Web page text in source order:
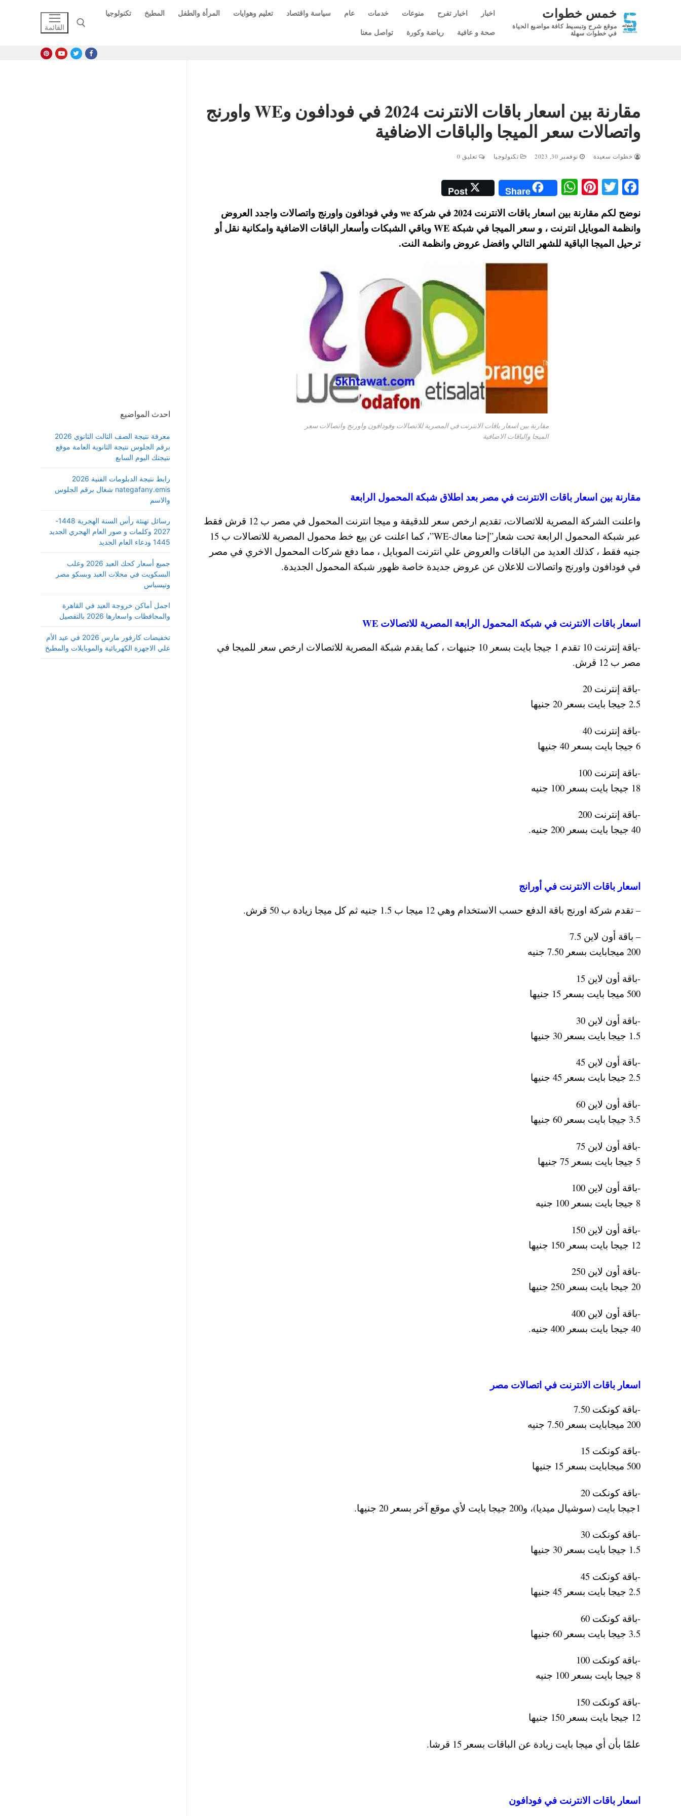
خمس خطوات
موقع شرح وتبسيط كافة مواضيع الحياة
في خطوات سهلة
اخبار اخبار تفرح منوعات خدمات عام سياسة واقتصاد تعليم وهوايات المرأة والطفل المطبخ
تكنولوجيا
صحة و عافية
رياضة وكورة تواصل معنا القائمة
مقارنة بين اسعار باقات الانترنت 2024 في فودافون وWE واورنج
واتصالات سعر الميجا والباقات الاضافية
خطوات سعيدة نوفمبر 30, 2023 تكنولوجيا تعليق 0
Fa
ce
bo
ok
T
wi
tte
r
Pi
er
es
t
W
ha
ts
A
pp
Share
Post
نوضح لكم مقارنة بين اسعار باقات الانترنت 2024 في شركة we وفي فودافون واورنج واتصالات واجدد العروض
وانظمة الموبايل انترنت ، و سعر الميجا في شبكة WE وباقي الشبكات وأسعار الباقات الاضافية وامكانية نقل أو
ترحيل الميجا الباقية للشهر التالي وافضل عروض وانظمة النت.
مقارنة بين اسعار باقات الانترنت في المصرية للاتصالات وفودافون واورنج واتصالات سعر
الميجا والباقات الاضافية
مقارنة بين اسعار باقات الانترنت في مصر بعد اطلاق شبكة المحمول الرابعة
واعلنت الشركة المصرية للاتصالات، تقديم ارخص سعر للدقيقة و ميجا انترنت المحمول في مصر ب 12 قرش فقط
عبر شبكة المحمول الرابعة تحت شعار”إحنا معاك-WE”، كما اعلنت عن بيع خط محمول المصرية للاتصالات ب 15
جنيه فقط ، كذلك العديد من الباقات والعروض علي انترنت الموبايل ، مما دفع شركات المحمول الاخري في مصر
في فودافون واورنج واتصالات للاعلان عن عروض جديدة خاصة ظهور شبكة المحمول الجديدة.
اسعار باقات الانترنت في شبكة المحمول الرابعة المصرية للاتصالات WE
-باقة إنترنت 10 تقدم 1 جيجا بايت بسعر 10 جنيهات ، كما يقدم شبكة المصرية للاتصالات ارخص سعر للميجا في
مصر ب 12 قرش.
-باقة إنترنت 20
2.5 جيجا بايت بسعر 20 جنيها
-باقة إنترنت 40
6 جيجا بايت بسعر 40 جنيها
-باقة إنترنت 100
18 جيجا بايت بسعر 100 جنيه
-باقة إنترنت 200
40 جيجا بايت بسعر 200 جنيه.
اسعار باقات الانترنت في أورانج
– تقدم شركة اورنج باقة الدفع حسب الاستخدام وهي 12 ميجا ب 1.5 جنيه ثم كل ميجا زيادة ب 50 قرش.
– باقة أون لاين 7.5
200 ميجابايت بسعر 7.50 جنيه
-باقة أون لاين 15
500 ميجا بايت بسعر 15 جنيها
-باقة أون لاين 30
1.5 جيجا بايت بسعر 30 جنيها
-باقة أون لاين 45
2.5 جيجا بايت بسعر 45 جنيها
-باقة أون لاين 60
3.5 جيجا بايت بسعر 60 جنيها
-باقة أون لاين 75
5 جيجا بايت بسعر 75 جنيها
-باقة أون لاين 100
8 جيجا بايت بسعر 100 جنيه
-باقة أون لاين 150
12 جيجا بايت بسعر 150 جنيها
-باقة أون لاين 250
20 جيجا بايت بسعر 250 جنيها
-باقة أون لاين 400
40 جيجا بايت بسعر 400 جنيه.
اسعار باقات الانترنت في اتصالات مصر
-باقة كونكت 7.50
200 ميجابايت بسعر 7.50 جنيه
-باقة كونكت 15
500 ميجابايت بسعر 15 جنيها
-باقة كونكت 20
1جيجا بايت (سوشيال ميديا)، و200 جيجا بايت لأي موقع آخر بسعر 20 جنيها.
-باقة كونكت 30
1.5 جيجا بايت بسعر 30 جنيها
-باقة كونكت 45
2.5 جيجا بايت بسعر 45 جنيها
-باقة كونكت 60
3.5 جيجا بايت بسعر 60 جنيها
-باقة كونكت 100
8 جيجا بايت بسعر 100 جنيه
-باقة كونكت 150
12 جيجا بايت بسعر 150 جنيها
علمًا بأن أي ميجا بايت زيادة عن الباقات بسعر 15 قرشا.
اسعار باقات الانترنت في فودافون
احدث المواضيع
معرفة نتيجة الصف الثالث الثانوي 2026
برقم الجلوس نتيجة الثانوية العامة موقع
نتيجتك اليوم السابع
رابط نتيجة الدبلومات الفنية 2026
nategafany.emis شغال برقم الجلوس
والاسم
رسائل تهنئة رأس السنة الهجرية 1448-
2027 وكلمات و صور العام الهجري الجديد
1445 ودعاء العام الجديد
جميع أسعار كحك العيد 2026 وعلب
البسكويت في محلات العبد وبسكو مصر
وتيسباس
اجمل أماكن خروجة العيد في القاهرة
والمحافظات واسعارها 2026 بالتفصيل
تخفيضات كارفور مارس 2026 في عيد الأم
علي الاجهزة الكهربائية والموبايلات والمطبخ